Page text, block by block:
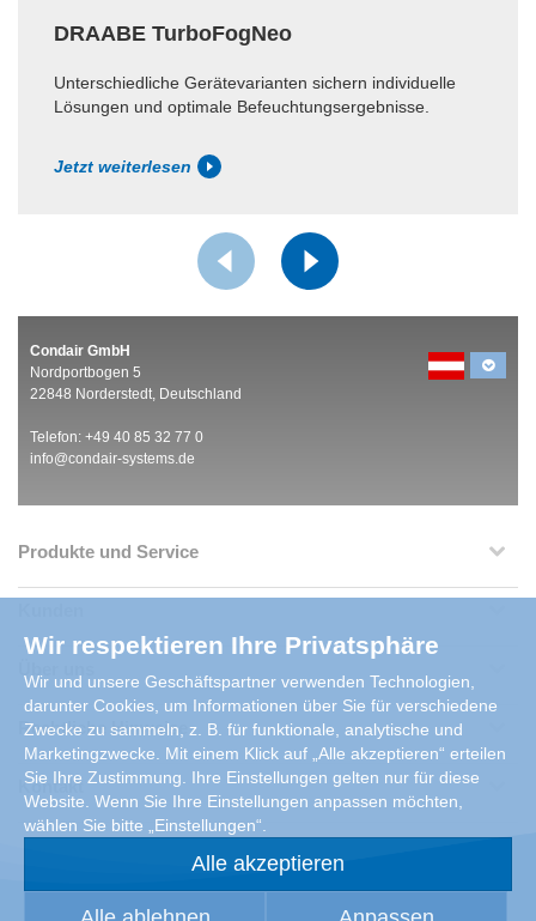
DRAABE TurboFogNeo
Unterschiedliche Gerätevarianten sichern individuelle
Lösungen und optimale Befeuchtungsergebnisse.
Jetzt weiterlesen
Condair GmbH
Nordportbogen 5
22848 Norderstedt, Deutschland
Telefon: +49 40 85 32 77 0
info@condair-systems.de
Produkte und Service
Rechtliche Hinweise
Kontakt
Wir respektieren Ihre Privatsphäre
Wir und unsere Geschäftspartner verwenden Technologien,
darunter Cookies, um Informationen über Sie für verschiedene
Zwecke zu sammeln, z. B. für funktionale, analytische und
Marketingzwecke. Mit einem Klick auf „Alle akzeptieren“ erteilen
Sie Ihre Zustimmung. Ihre Einstellungen gelten nur für diese
Website. Wenn Sie Ihre Einstellungen anpassen möchten,
wählen Sie bitte „Einstellungen“.
Alle akzeptieren